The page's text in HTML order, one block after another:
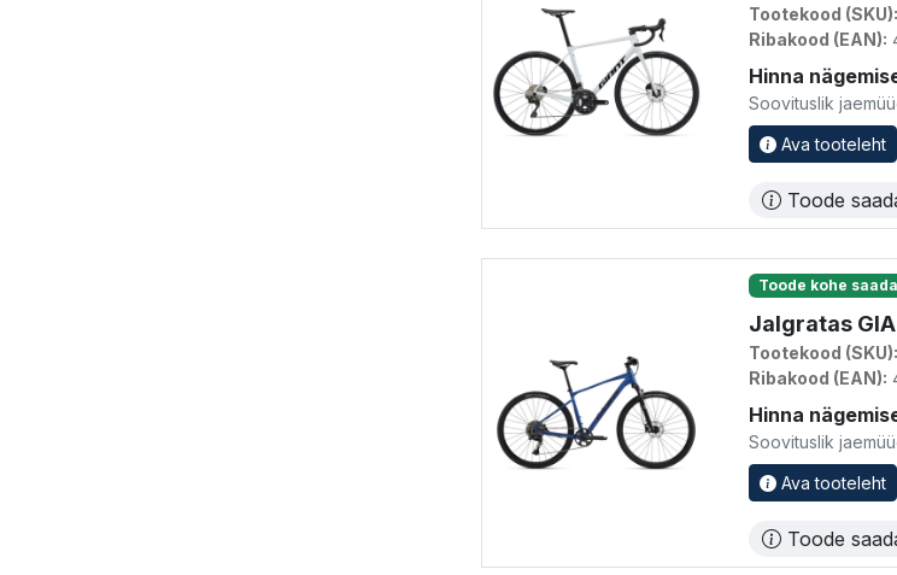
Tootekood (SKU):
Ribakood (EAN):
Hinna
Soovituslik
Ava tooteleht
Toode
Toode kohe
Jalgratas
Tootekood (SKU):
Ribakood (EAN):
Hinna
Soovituslik
Ava tooteleht
Toode